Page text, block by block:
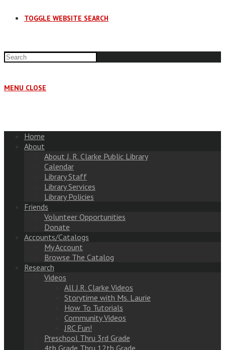
TOGGLE WEBSITE SEARCH
MENU CLOSE
Home
About
About J. R. Clarke Public Library
Calendar
Library Staff
Library Services
Library Policies
Friends
Volunteer Opportunities
Donate
Accounts/Catalogs
My Account
Browse The Catalog
Research
Videos
All J.R. Clarke Videos
Storytime with Ms. Laurie
How To Tutorials
Community Videos
JRC Fun!
Preschool Thru 3rd Grade